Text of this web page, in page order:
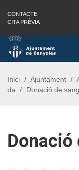
Saltar al contingut
Saltar a la navegació
Informació de
CONTACTE
CITA PRÈVIA
Inici Ajuntament
da
Donació de sang
Donació